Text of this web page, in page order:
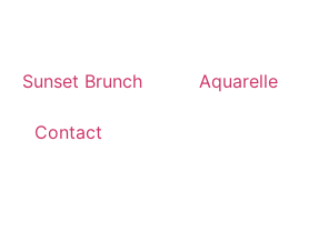
Sunset Brunch Aquarelle
Contact